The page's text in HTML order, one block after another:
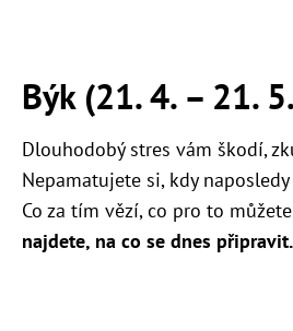
Býk (21. 4. – 21.
Dlouhodobý stres vám škodí,
Nepamatujete si, kdy
Co za tím vězí, co pro to
najdete, na co se dnes připravit.